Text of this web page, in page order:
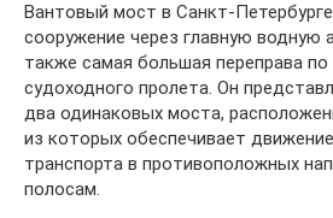
Вантовый мост в Санкт-
сооружение через главную водную
также самая большая переправа
судоходного пролета. Он
два одинаковых моста,
из которых обеспечивает
транспорта в противоположных
полосам.